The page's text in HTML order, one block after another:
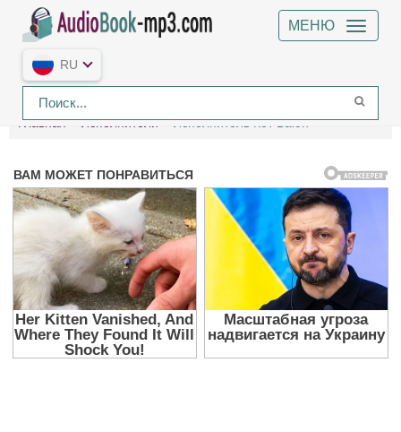
МЕНЮ
RU
Главная Исполнители Исполнитель Кот Баюн